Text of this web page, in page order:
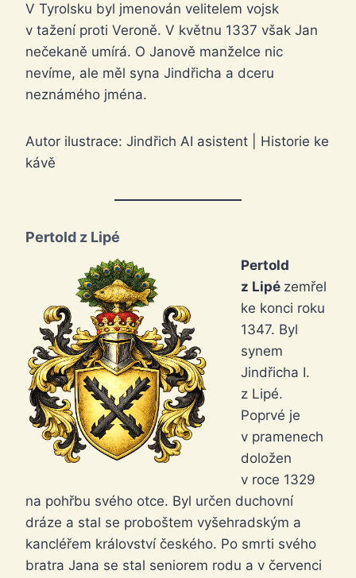
V Tyrolsku byl jmenován velitelem vojsk
v tažení proti Veroně. V květnu 1337 však Jan
nečekaně umírá. O Janově manželce nic
nevíme, ale měl syna Jindřicha a dceru
neznámého jména.
Autor ilustrace: Jindřich AI asistent | Historie ke
kávě
Pertold z Lipé
Pertold
z Lipé zemřel
ke konci roku
1347. Byl
synem
Jindřicha I.
z Lipé.
Poprvé je
v pramenech
doložen
v roce 1329
na pohřbu svého otce. Byl určen duchovní
dráze a stal se proboštem vyšehradským a
kancléřem království českého. Po smrti svého
bratra Jana se stal seniorem rodu a v červenci